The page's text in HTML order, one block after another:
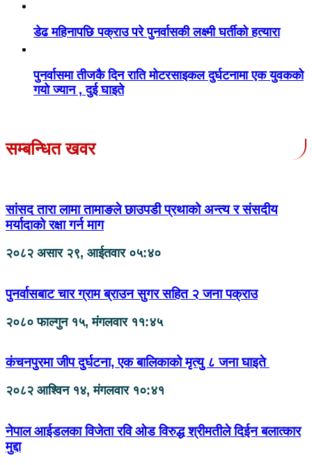
डेढ महिनापछि पक्राउ परे पुनर्वासकी लक्ष्मी घर्तीको हत्यारा
पुनर्वासमा तीजकै दिन राति मोटरसाइकल दुर्घटनामा एक युवकको
गयो ज्यान , दुई घाइते
सम्बन्धित खवर
सांसद तारा लामा तामाङले छाउपडी प्रथाको अन्त्य र संसदीय
मर्यादाको रक्षा गर्न माग
२०८२ असार २९, आईतवार ०५:४०
पुनर्वासबाट चार ग्राम ब्राउन सुगर सहित २ जना पक्राउ
२०८० फाल्गुन १५, मंगलवार ११:४५
कंचनपुरमा जीप दुर्घटना, एक बालिकाको मृत्यु ८ जना घाइते
२०८२ आश्विन १४, मंगलवार १०:४१
नेपाल आईडलका विजेता रवि ओड विरुद्ध श्रीमतीले दिईन बलात्कार
मुद्दा